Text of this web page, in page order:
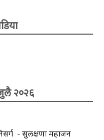
२०२६
- सुलक्षणा महाजन